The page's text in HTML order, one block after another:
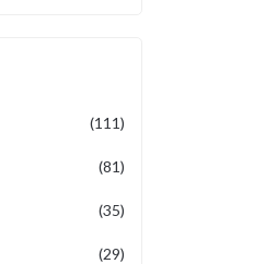
(111)
(81)
(35)
(29)